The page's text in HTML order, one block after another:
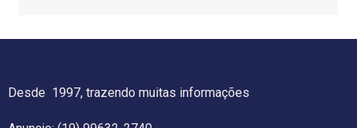
Desde 1997, trazendo muitas informações